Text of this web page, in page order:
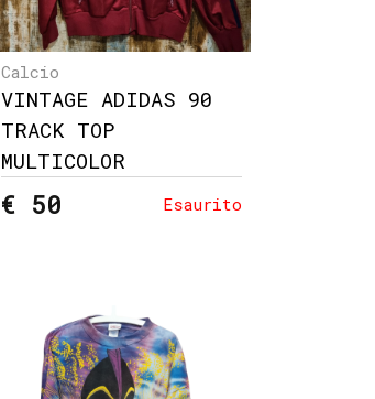
Calcio
VINTAGE ADIDAS 90
TRACK TOP
MULTICOLOR
€ 50 Esaurito